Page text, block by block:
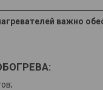
важно